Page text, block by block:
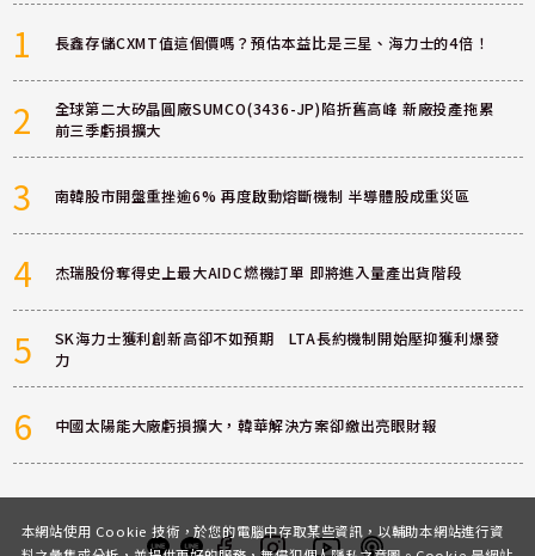
1 長鑫存儲CXMT值這個價嗎？預估本益比是三星、海力士的4倍！
2
全球第二大矽晶圓廠SUMCO(3436-JP)陷折舊高峰 新廠投產拖累
前三季虧損擴大
3 南韓股市開盤重挫逾6% 再度啟動熔斷機制 半導體股成重災區
4 杰瑞股份奪得史上最大AIDC燃機訂單 即將進入量產出貨階段
5
SK海力士獲利創新高卻不如預期 LTA長約機制開始壓抑獲利爆發
力
6 中國太陽能大廠虧損擴大，韓華解決方案卻繳出亮眼財報
本網站使用 Cookie 技術，於您的電腦中存取某些資訊，以輔助本網站進行資